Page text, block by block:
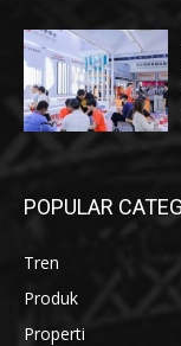
POPULAR
Tren
Produk
Properti